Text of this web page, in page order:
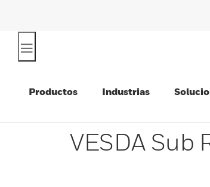
Productos Industrias
VESDA Sub